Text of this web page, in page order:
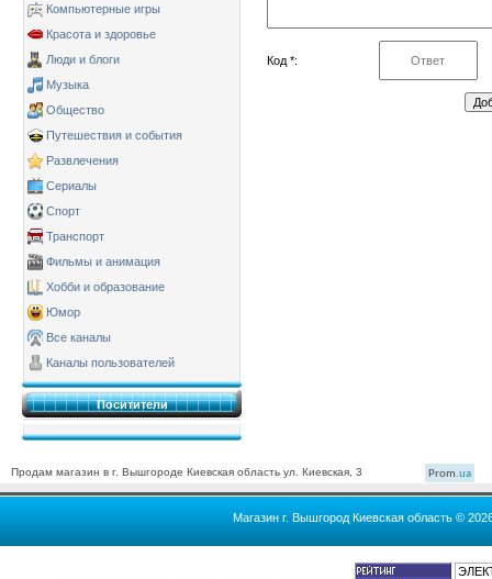
Компьютерные игры
Красота и здоровье
Люди и блоги
Музыка
Общество
Путешествия и события
Развлечения
Сериалы
Спорт
Транспорт
Фильмы и анимация
Хобби и образование
Юмор
Все каналы
Каналы пользователей
Поситители
Код *:
Продам магазин в г. Вышгороде Киевская область ул. Киевская, 3 Prom.ua
Магазин г. Вышгород Киевская область ©